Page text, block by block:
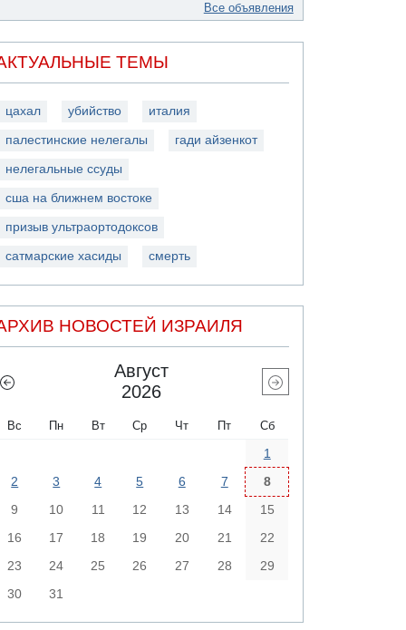
Все объявления
ТЕМЫ
цахал убийство италия
палестинские нелегалы гади айзенкот
нелегальные ссуды
сша на ближнем востоке
призыв ультраортодоксов
сатмарские хасиды смерть
НОВОСТЕЙ ИЗРАИЛЯ
Август
2026
Вс Пн Вт Ср Чт Пт Сб
1
2
3 4 5 6 7
8
9
10 11 12 13 14
15
16
17 18 19 20 21
22
23
24 25 26 27 28
29
30
31